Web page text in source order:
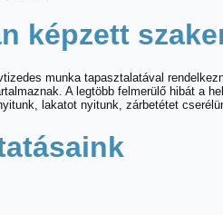
képzett
munka tapasztalatával
A legtöbb felmerülő hibát a
lakatot nyitunk, zárbetétet